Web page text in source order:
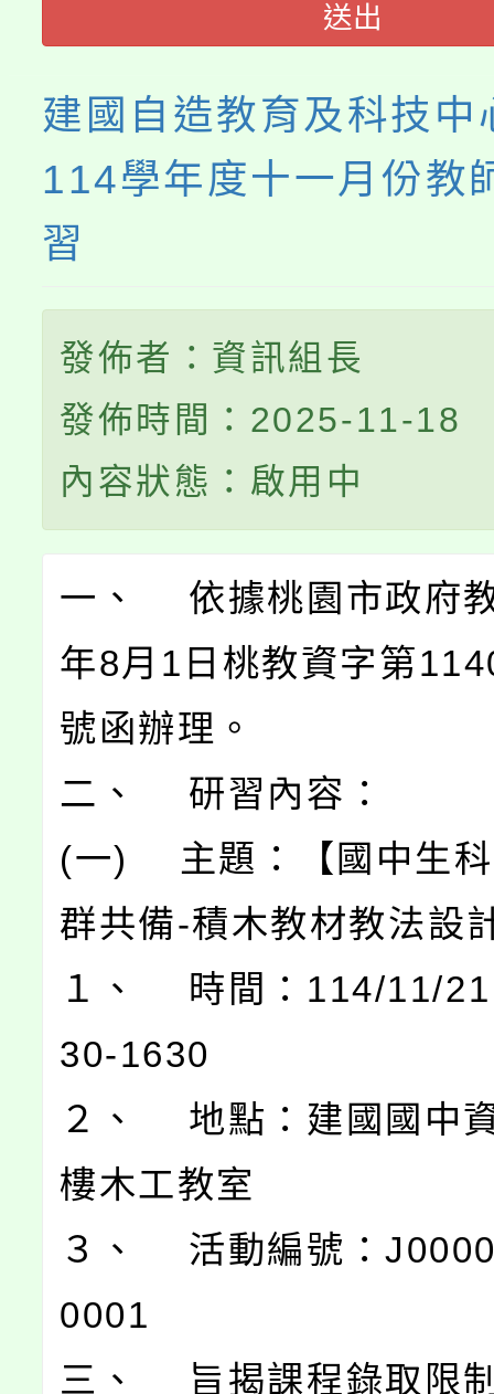
送出
建國自造教育及科技中
114學年度十一月份教
習
發佈者：資訊組長
發佈時間：2025-11-18
內容狀態：啟用中
一、 依據桃園市政府
年8月1日桃教資字第
號函辦理。
二、 研習內容：
(一) 主題：【國中生科
群共備-積木教材教法設
１、 時間：114/11/
30-1630
２、 地點：建國國中
樓木工教室
３、 活動編號：
0001
三、 旨揭課程錄取限